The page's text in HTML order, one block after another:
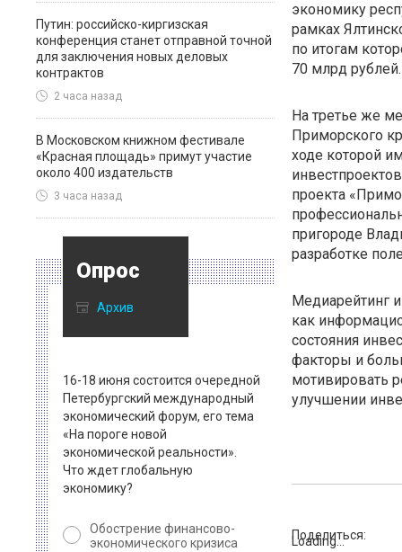
Путин: российско-киргизская
конференция станет отправной точной
для заключения новых деловых
контрактов
2 часа назад
В Московском книжном фестивале
«Красная площадь» примут участие
около 400 издательств
3 часа назад
Опрос
Архив
16-18 июня состоится очередной
Петербургский международный
экономический форум, его тема
«На пороге новой
экономической реальности».
Что ждет глобальную
экономику?
Обострение финансово-
экономического кризиса
экономику
рамках
по итогам
70 млрд рублей.
На третье же
Приморского
ходе которой
проекта
пригороде
разработке
Медиарейтинг
как
состояния
факторы и
мотивировать
улучшении
Поделиться:
Loading...